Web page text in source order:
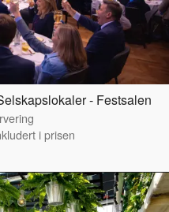
- Festsalen
i prisen